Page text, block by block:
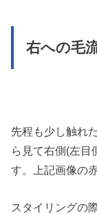
右への毛
先程も少し触れ
ら見て右側(左目
す。上記画像の
スタイリングの